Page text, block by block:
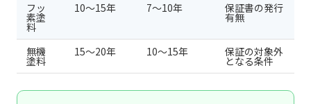
フッ
素塗
料
10〜15年 7〜10年 保証書の発行
有無
無機
塗料
15〜20年 10〜15年 保証の対象外
となる条件